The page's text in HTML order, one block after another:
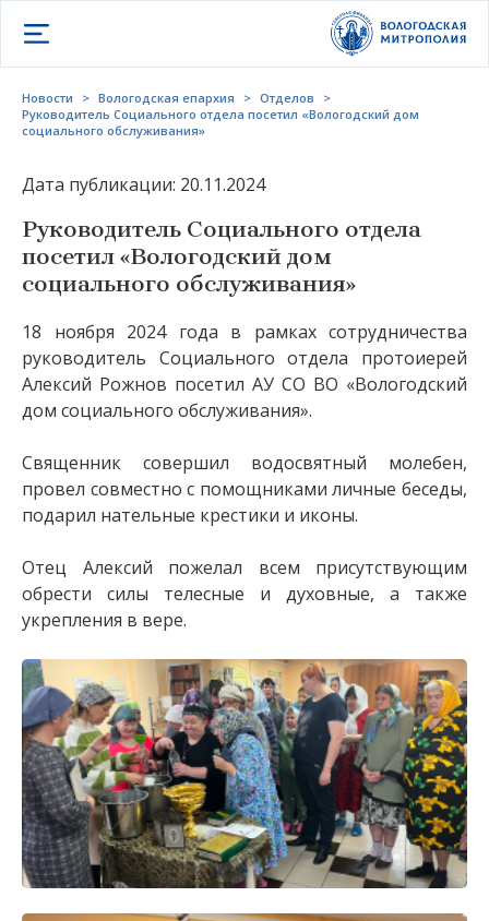
Открыть меню
Новости > Вологодская епархия > Отделов
>
Руководитель Cоциального отдела посетил «Вологодский дом
социального обслуживания»
Дата публикации: 20.11.2024
Руководитель Cоциального отдела
посетил «Вологодский дом
социального обслуживания»
18 ноября 2024 года в рамках сотрудничества
руководитель Cоциального отдела протоиерей
Алексий Рожнов посетил АУ СО ВО «Вологодский
дом социального обслуживания».
Священник совершил водосвятный молебен,
провел совместно с помощниками личные беседы,
подарил нательные крестики и иконы.
Отец Алексий пожелал всем присутствующим
обрести силы телесные и духовные, а также
укрепления в вере.